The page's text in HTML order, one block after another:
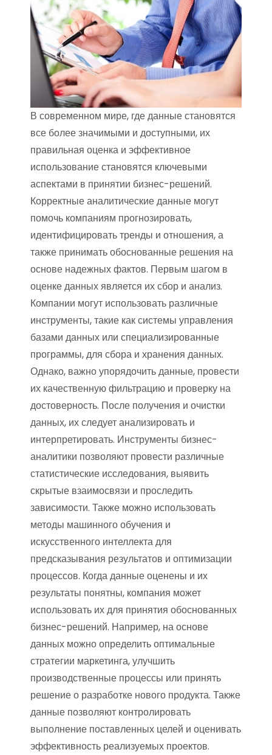
В современном мире, где данные становятся
все более значимыми и доступными, их
правильная оценка и эффективное
использование становятся ключевыми
аспектами в принятии бизнес-решений.
Корректные аналитические данные могут
помочь компаниям прогнозировать,
идентифицировать тренды и отношения, а
также принимать обоснованные решения на
основе надежных фактов. Первым шагом в
оценке данных является их сбор и анализ.
Компании могут использовать различные
инструменты, такие как системы управления
базами данных или специализированные
программы, для сбора и хранения данных.
Однако, важно упорядочить данные, провести
их качественную фильтрацию и проверку на
достоверность. После получения и очистки
данных, их следует анализировать и
интерпретировать. Инструменты бизнес-
аналитики позволяют провести различные
статистические исследования, выявить
скрытые взаимосвязи и проследить
зависимости. Также можно использовать
методы машинного обучения и
искусственного интеллекта для
предсказывания результатов и оптимизации
процессов. Когда данные оценены и их
результаты понятны, компания может
использовать их для принятия обоснованных
бизнес-решений. Например, на основе
данных можно определить оптимальные
стратегии маркетинга, улучшить
производственные процессы или принять
решение о разработке нового продукта. Также
данные позволяют контролировать
выполнение поставленных целей и оценивать
эффективность реализуемых проектов.